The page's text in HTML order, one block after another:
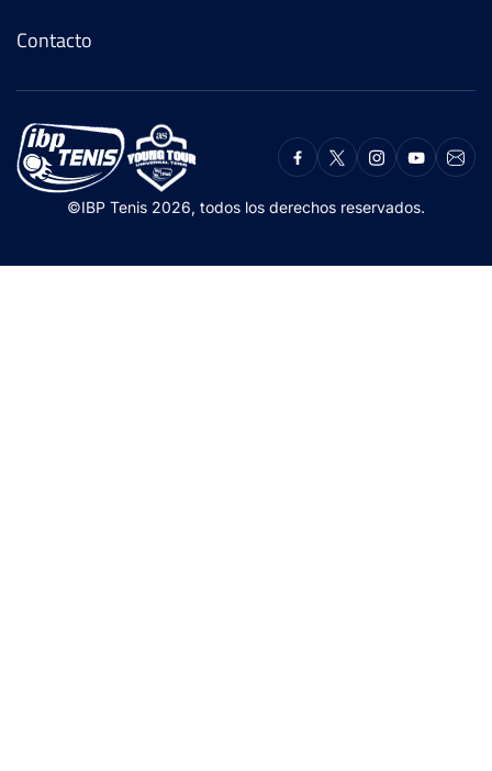
Contacto
©IBP Tenis 2026, todos los derechos reservados.